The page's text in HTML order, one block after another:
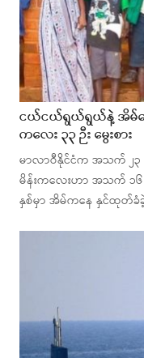
ငယ်ငယ်ရွယ်ရွယ်နဲ့ အိမ်ပ
ကလေး ၃၃ ဉီး မွေးစား
မာလာဝီနိုင်ငံက အသက် ၂
မိန်းကလေးဟာ အသက်
နှစ်မှာ အိမ်ကနေ နှင်ထုတ်